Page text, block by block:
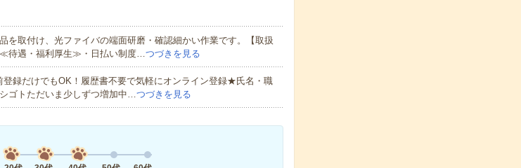
を取付け、光ファイバの端面研磨・確認細かい作業です。【取扱
≪待遇・福利厚生≫・日払い制度…つづきを見る
録だけでもOK！履歴書不要で気軽にオンライン登録★氏名・職
ゴトただいま少しずつ増加中…つづきを見る